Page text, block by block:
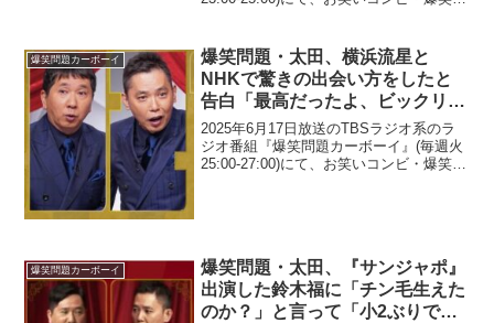
ていた。太田光：いやぁもう最近、や
っ...
爆笑問題カーボーイ
爆笑問題・太田、横浜流星と
NHKで驚きの出会い方をしたと
告白「最高だったよ、ビックリし
ちゃってさ」
2025年6月17日放送のTBSラジオ系のラ
ジオ番組『爆笑問題カーボーイ』(毎週火
25:00-27:00)にて、お笑いコンビ・爆笑問
爆笑問題カーボーイ
爆笑問題・太田、『サンジャポ』
出演した鈴木福に「チン毛生えた
のか？」と言って「小2ぶりです